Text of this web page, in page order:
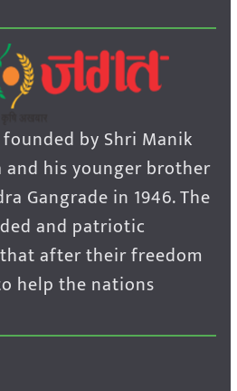
by Shri Manik
and his younger brother
Gangrade in 1946. The
and patriotic
after their freedom
help the nations